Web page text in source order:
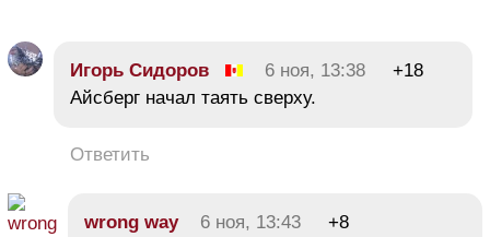
Игорь Сидоров 6 ноя, 13:38
+18
Айсберг начал таять сверху.
Ответить
wrong way 6 ноя, 13:43
+8